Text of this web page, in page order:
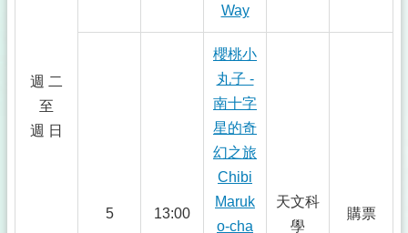
週 二
至
週 日
Way
5 13:00
櫻桃小
丸子 -
南十字
星的奇
幻之旅
Chibi
Maruk
o-cha
天文科
學
購票